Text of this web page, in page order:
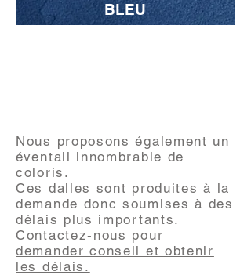
BLEU
Nous proposons également un
éventail innombrable de
coloris.
Ces dalles sont produites à la
demande donc soumises à des
délais plus importants.
Contactez-nous pour
demander conseil et obtenir
les délais.